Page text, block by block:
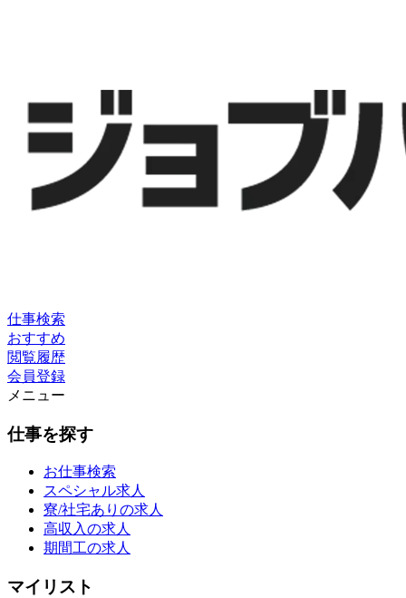
仕事検索
おすすめ
閲覧履歴
会員登録
メニュー
仕事を探す
お仕事検索
スペシャル求人
寮/社宅ありの求人
高収入の求人
期間工の求人
マイリスト